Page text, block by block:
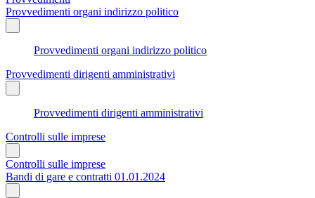
Provvedimenti organi indirizzo politico
Provvedimenti organi indirizzo politico
Provvedimenti dirigenti amministrativi
Provvedimenti dirigenti amministrativi
Controlli sulle imprese
Controlli sulle imprese
Bandi di gare e contratti 01.01.2024